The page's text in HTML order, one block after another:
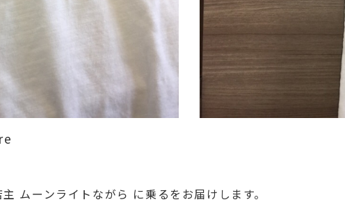
ムーンライトながら に乗るをお届けします。